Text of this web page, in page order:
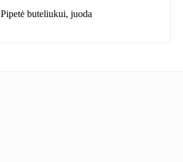
Pipetė buteliukui, juoda